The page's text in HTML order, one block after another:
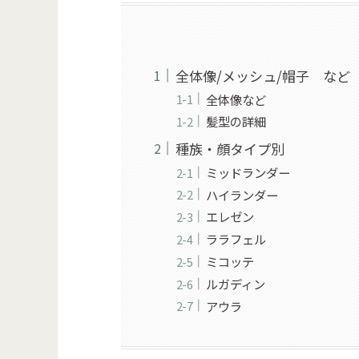
全体像/メッシュ/帽子 など
全体像など
髪型の詳細
種族・顔タイプ別
ミッドランダー
ハイランダー
エレゼン
ララフェル
ミコッテ
ルガディン
アウラ